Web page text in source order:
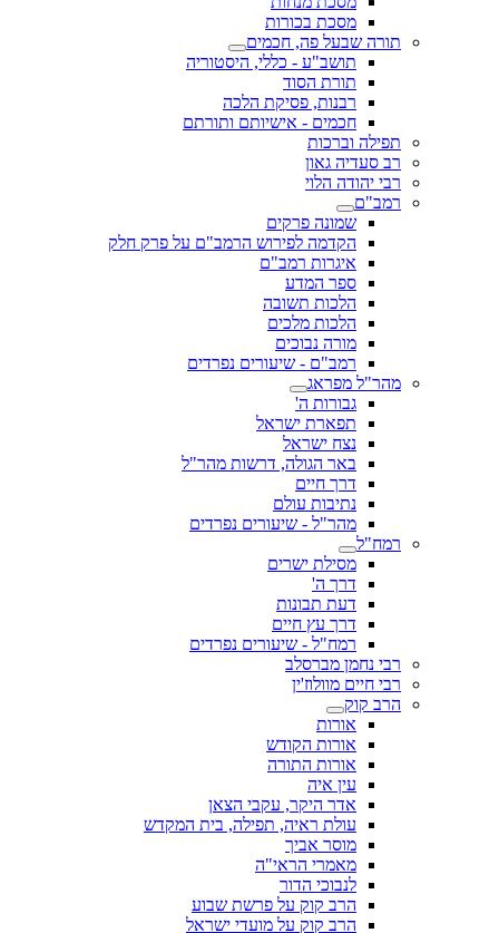
מסכת בכורות
תורה שבעל פה, חכמים
תושב"ע - כללי, היסטוריה
תורת הסוד
רבנות, פסיקת הלכה
חכמים - אישיותם ותורתם
תפילה וברכות
רב סעדיה גאון
רבי יהודה הלוי
רמב"ם
שמונה פרקים
הקדמה לפירוש הרמב"ם על פרק חלק
איגרות רמב"ם
ספר המדע
הלכות תשובה
הלכות מלכים
מורה נבוכים
רמב"ם - שיעורים נפרדים
מהר"ל מפראג
גבורות ה'
תפארת ישראל
נצח ישראל
באר הגולה, דרשות מהר"ל
דרך חיים
נתיבות עולם
מהר"ל - שיעורים נפרדים
רמח"ל
מסילת ישרים
דרך ה'
דעת תבונות
דרך עץ חיים
רמח"ל - שיעורים נפרדים
רבי נחמן מברסלב
רבי חיים מוולוז'ין
הרב קוק
אורות
אורות הקודש
אורות התורה
עין איה
אדר היקר, עקבי הצאן
עולת ראיה, תפילה, בית המקדש
מוסר אביך
מאמרי הראי"ה
לנבוכי הדור
הרב קוק על פרשת שבוע
הרב קוק על מועדי ישראל